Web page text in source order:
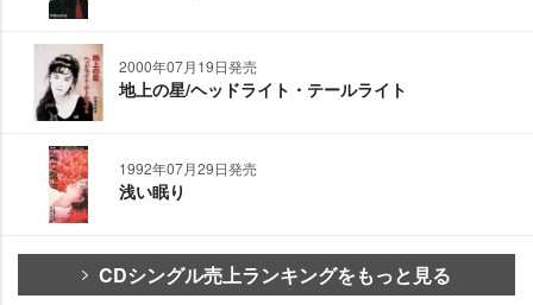
2000年07月19日発売
地上の星/ヘッドライト・テールライト
1992年07月29日発売
浅い眠り
CDシングル売上ランキングをもっと見る